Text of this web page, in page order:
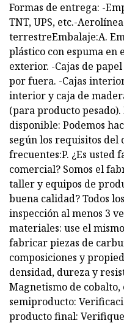
Formas de entrega: -
TNT, UPS, etc.-
terrestreEmbalaje:A.
plástico con espuma
exterior. -Cajas de
por fuera. -Cajas
interior y caja de
(para producto
disponible: Podemos
según los requisitos del
frecuentes:P. ¿Es usted
comercial? Somos el
taller y equipos de
buena calidad? Todos
inspección al menos 3
materiales: use el
fabricar piezas de
composiciones y
densidad, dureza y
Magnetismo de
semiproducto:
producto final: